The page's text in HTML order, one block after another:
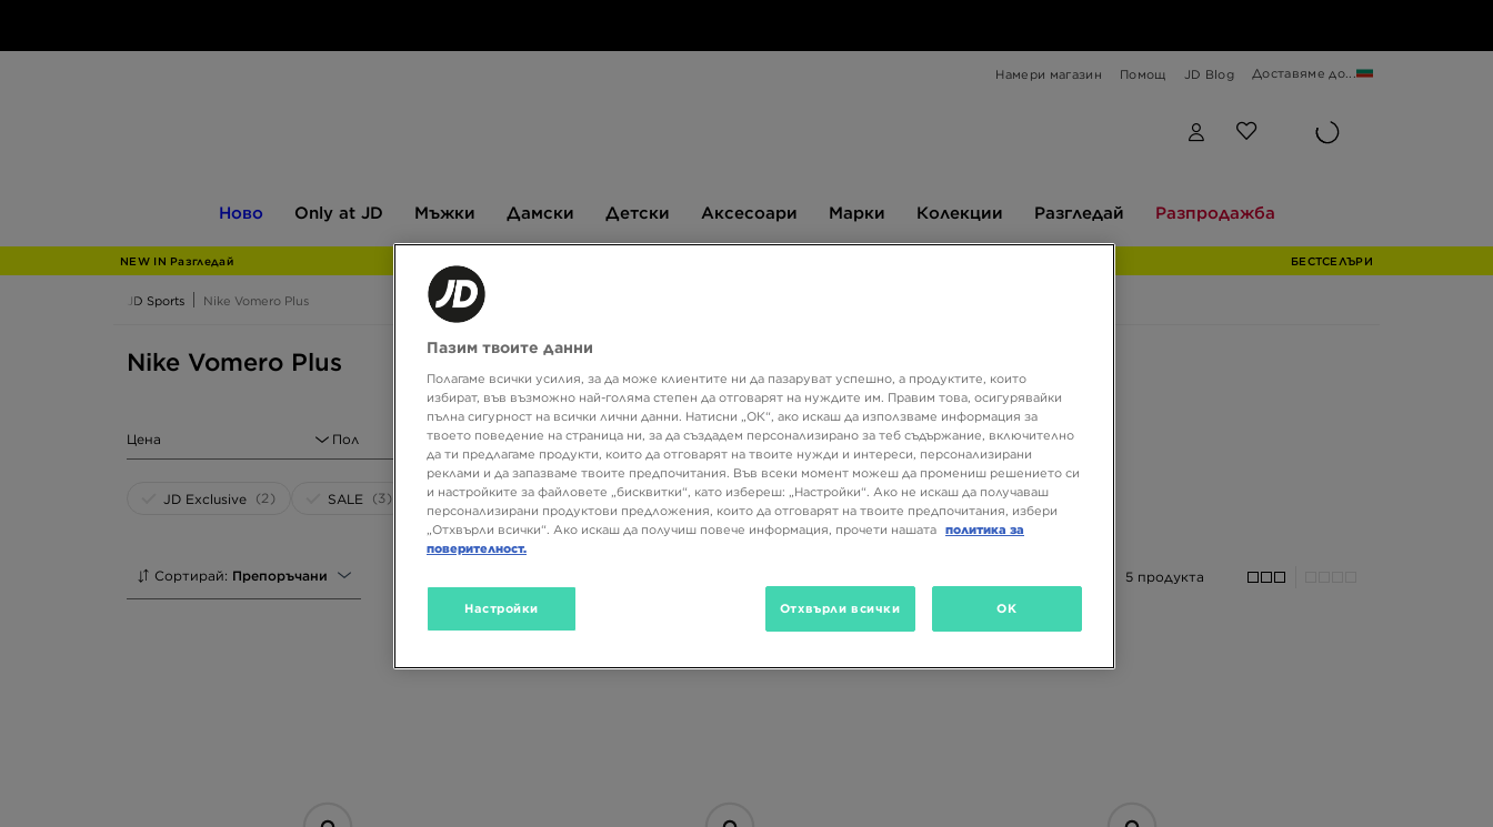
Намери магазин Помощ JD Blog Доставяме до...
Ново
JD
Only at JD Мъжки Дамски Детски Аксесоари Марки Колекции Разгледай Разпродажба
NEW IN Разгледай БЕСТСЕЛЪРИ
JD Sports Nike Vomero Plus
Nike Vomero Plus
Цена Пол Размер Цвят
JD Exclusive (2) SALE (3)
Сортирай: Препоръчани 5 продукта
Пазим твоите данни
Полагаме всички усилия, за да може клиентите ни да пазаруват успешно, а продуктите, които
избират, във възможно най-голяма степен да отговарят на нуждите им. Правим това, осигурявайки
пълна сигурност на всички лични данни. Натисни „ОК“, ако искаш да използваме информация за
твоето поведение на страница ни, за да създадем персонализирано за теб съдържание, включително
да ти предлагаме продукти, които да отговарят на твоите нужди и интереси, персонализирани
реклами и да запазваме твоите предпочитания. Във всеки момент можеш да промениш решението си
и настройките за файловете „бисквитки“, като избереш: „Настройки“. Ако не искаш да получаваш
персонализирани продуктови предложения, които да отговарят на твоите предпочитания, избери
„Отхвърли всички“. Ако искаш да получиш повече информация, прочети нашата политика за
поверителност.
Настройки Отхвърли всички OK